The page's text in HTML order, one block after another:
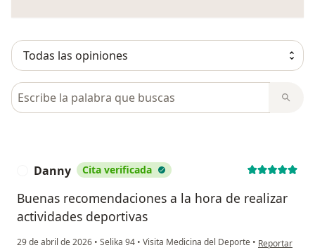
Busca en opiniones
Danny Cita verificada
Buenas recomendaciones a la hora de realizar
actividades deportivas
29 de abril de 2026 • Selika 94 • Visita Medicina del Deporte • en opinión
Reportar